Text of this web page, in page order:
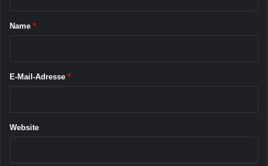
aName *
E-Mail-Adresse *
Website